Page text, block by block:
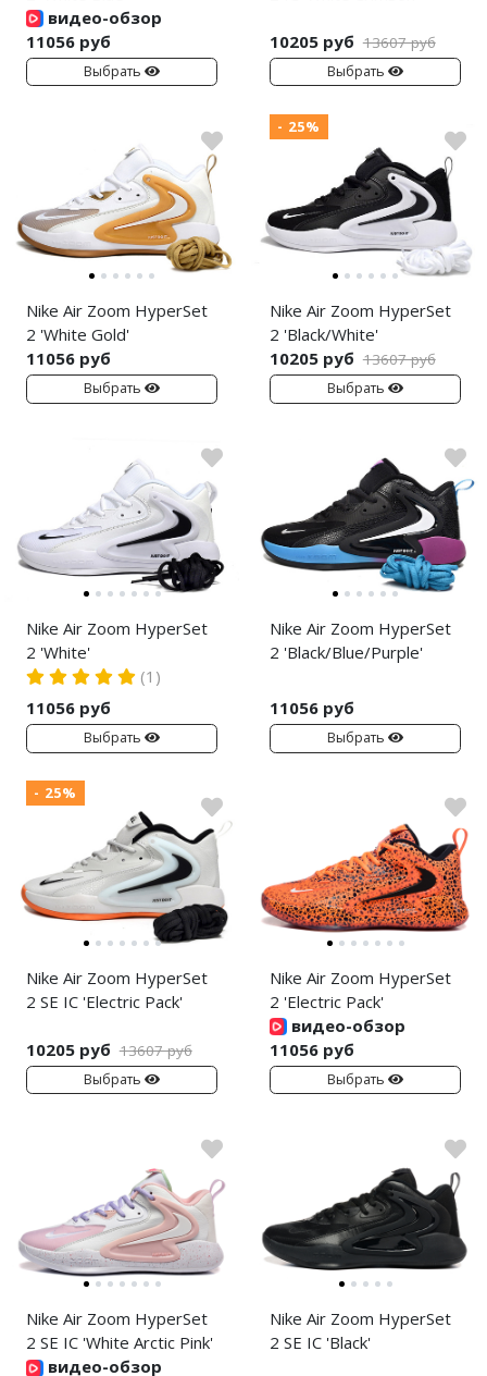
видео-обзор
11056 руб
Выбрать
10205 руб 13607 руб
Выбрать
Nike Air Zoom HyperSet
2 'White Gold'
11056 руб
Выбрать
- 25%
Nike Air Zoom HyperSet
2 'Black/White'
10205 руб 13607 руб
Выбрать
Nike Air Zoom HyperSet
2 'White'
(1)
11056 руб
Выбрать
Nike Air Zoom HyperSet
2 'Black/Blue/Purple'
11056 руб
Выбрать
- 25%
Nike Air Zoom HyperSet
2 SE IC 'Electric Pack'
10205 руб 13607 руб
Выбрать
Nike Air Zoom HyperSet
2 'Electric Pack'
видео-обзор
11056 руб
Выбрать
Nike Air Zoom HyperSet
2 SE IC 'White Arctic Pink'
видео-обзор
Nike Air Zoom HyperSet
2 SE IC 'Black'
Jordan Tatum
Air Jordan 40
Air Jordan 39
Air Jordan 38
Air Jordan 37
Air Jordan 36
Air Jordan 1
Air Jordan 4
Air Jordan 5
Air Jordan 6
Air Jordan 7
Air Jordan 10
Air Jordan 11
Air Jordan 12
Air Jordan 13
Air Jordan 14
Air Jordan 15
Air Jordan 23
adidas Samba
adidas Handball
adidas Adistar
adidas adiFOM
adidas Adizero
adidas Harden
adidas Dame
Adidas Yeezy Boost 350 V2